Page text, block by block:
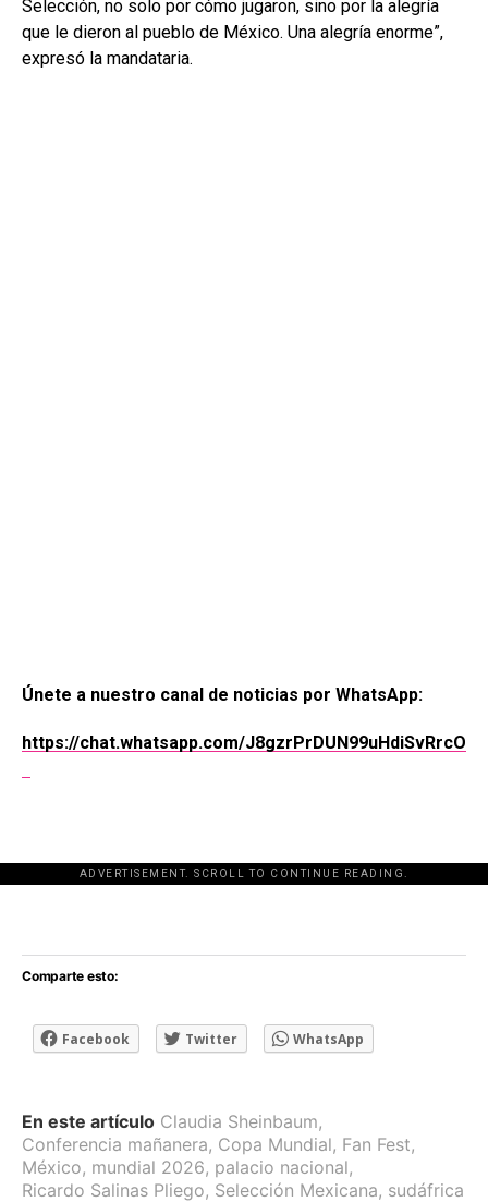
Selección, no solo por cómo jugaron, sino por la alegría
que le dieron al pueblo de México. Una alegría enorme”,
expresó la mandataria.
Únete a nuestro canal de noticias por WhatsApp:
https://chat.whatsapp.com/J8gzrPrDUN99uHdiSvRrcO
ADVERTISEMENT. SCROLL TO CONTINUE READING.
[adsforwp id="243463"]
Comparte esto:
Facebook Twitter WhatsApp
En este artículo Claudia Sheinbaum,
Conferencia mañanera, Copa Mundial, Fan Fest,
México, mundial 2026, palacio nacional,
Ricardo Salinas Pliego, Selección Mexicana, sudáfrica